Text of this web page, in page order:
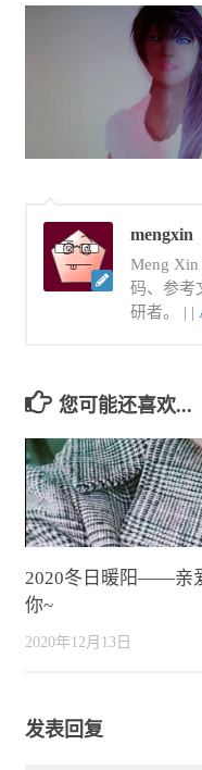
mengxin
Meng
码、参考
研者。 | |
您可能还喜欢...
2020冬日暖阳——亲
你~
2020年12月13日
发表回复